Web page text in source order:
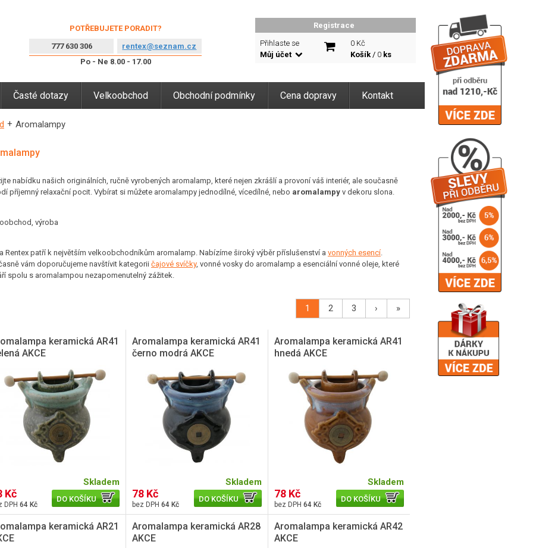
POTŘEBUJETE PORADIT?
777 630 306
rentex@seznam.cz
Po - Ne 8.00 - 17.00
Registrace
Přihlaste se
Můj účet
0 Kč
Košík/ 0 ks
Časté dotazy Velkoobchod Obchodní podmínky Cena dopravy Kontakt
Aromalampy
nabídku našich originálních, ručně vyrobených aromalamp, které nejen zkrášlí a provoní váš interiér, ale současně
příjemný relaxační pocit. Vybírat si můžete aromalampy jednodílné, vícedílné, nebo aromalampy v dekoru slona.
výroba
Rentex patří k největším velkoobchodníkům aromalamp. Nabízíme široký výběr příslušenství a vonných esencí.
vám doporučujeme navštívit kategorii čajové svíčky, vonné vosky do aromalamp a esenciální vonné oleje, které
spolu s aromalampou nezapomenutelný zážitek.
1 2 3 › »
keramická AR41
AKCE
Kč
64 Kč
Skladem
DO KOŠÍKU
Aromalampa keramická AR41
černo modrá AKCE
78 Kč
64 Kč
Skladem
DO KOŠÍKU
Aromalampa keramická AR41
hnedá AKCE
78 Kč
64 Kč
Skladem
DO KOŠÍKU
keramická AR21
Aromalampa keramická AR28
AKCE
Aromalampa keramická AR42
AKCE